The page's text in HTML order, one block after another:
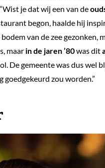
je dat wij een van de
begon, haalde hij
van de zee gezonken,
maarin de jaren ’80was dit
De gemeente was dus wel
goedgekeurd zou worden.”